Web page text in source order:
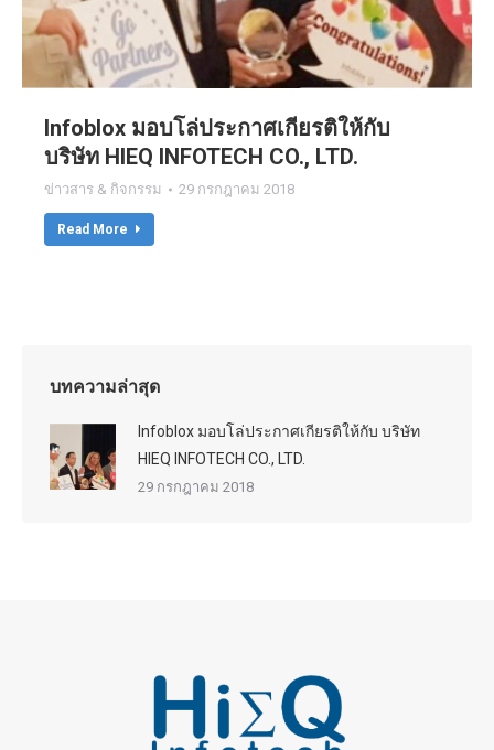
Infoblox มอบโล่ประกาศเกียรติให้กับ
บริษัท HIEQ INFOTECH CO., LTD.
ข่าวสาร & กิจกรรม 29 กรกฎาคม 2018
Read More
บทความล่าสุด
Infoblox มอบโล่ประกาศเกียรติให้กับ บริษัท
HIEQ INFOTECH CO., LTD.
29 กรกฎาคม 2018